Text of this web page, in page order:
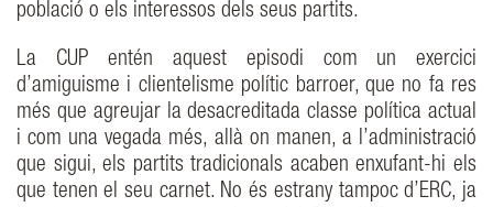
població o els interessos dels seus partits.
La CUP entén aquest episodi com un exercici
d’amiguisme i clientelisme polític barroer, que no fa res
més que agreujar la desacreditada classe política actual
i com una vegada més, allà on manen, a l’administració
que sigui, els partits tradicionals acaben enxufant-hi els
que tenen el seu carnet. No és estrany tampoc d’ERC, ja